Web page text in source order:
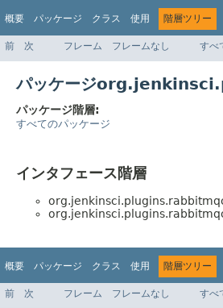
概要 パッケージ クラス 使用 階層ツリー
前 次 フレーム フレームなし すべ
パッケージ
パッケージ階層:
すべてのパッケージ
インタフェース階層
概要 パッケージ クラス 使用 階層ツリー
前 次 フレーム フレームなし すべ